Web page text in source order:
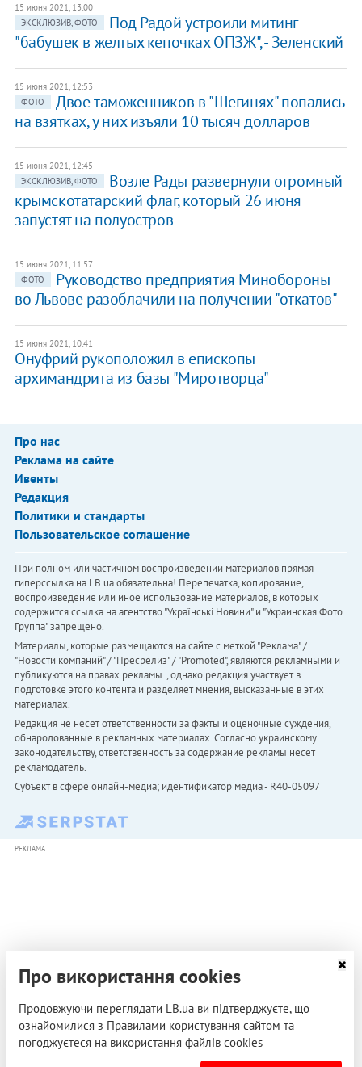
15 июня 2021, 13:00
ЭКСКЛЮЗИВ, ФОТО
Под Радой устроили митинг
"бабушек в желтых кепочках ОПЗЖ", - Зеленский
15 июня 2021, 12:53
ФОТО
Двое таможенников в "Шегинях" попались
на взятках, у них изъяли 10 тысяч долларов
15 июня 2021, 12:45
ЭКСКЛЮЗИВ, ФОТО
Возле Рады развернули огромный
крымскотатарский флаг, который 26 июня
запустят на полуостров
15 июня 2021, 11:57
ФОТО
Руководство предприятия Минобороны
во Львове разоблачили на получении "откатов"
15 июня 2021, 10:41
​Онуфрий рукоположил в епископы
архимандрита из базы "Миротворца"
Про нас
Реклама на сайте
Ивенты
Редакция
Политики и стандарты
Пользовательское соглашение
При полном или частичном воспроизведении материалов прямая
гиперссылка на LB.ua обязательна! Перепечатка, копирование,
воспроизведение или иное использование материалов, в которых
содержится ссылка на агентство "Українськi Новини" и "Украинская Фото
Группа" запрещено.
Материалы, которые размещаются на сайте с меткой "Реклама" /
"Новости компаний" / "Пресрелиз" / "Promoted", являются рекламными и
публикуются на правах рекламы. , однако редакция участвует в
подготовке этого контента и разделяет мнения, высказанные в этих
материалах.
Редакция не несет ответственности за факты и оценочные суждения,
обнародованные в рекламных материалах. Согласно украинскому
законодательству, ответственность за содержание рекламы несет
рекламодатель.
Субъект в сфере онлайн-медиа; идентификатор медиа - R40-05097
РЕКЛАМА
Про використання cookies
Продовжуючи переглядати LB.ua ви підтверджуєте, що
ознайомилися з Правилами користування сайтом та
погоджуєтеся на використання файлів cookies